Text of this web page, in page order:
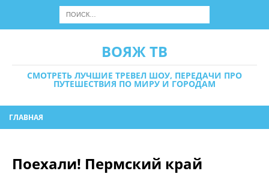
ВОЯЖ ТВ
СМОТРЕТЬ ЛУЧШИЕ ТРЕВЕЛ ШОУ, ПЕРЕДАЧИ ПРО
ПУТЕШЕСТВИЯ ПО МИРУ И ГОРОДАМ
ГЛАВНАЯ
Поехали! Пермский край